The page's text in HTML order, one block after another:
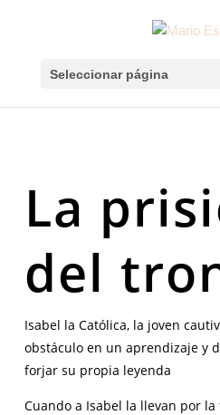
Seleccionar página
La
del
Isabel la Católica, la joven
obstáculo en un aprendizaje y
forjar su propia leyenda
Cuando a Isabel la llevan por